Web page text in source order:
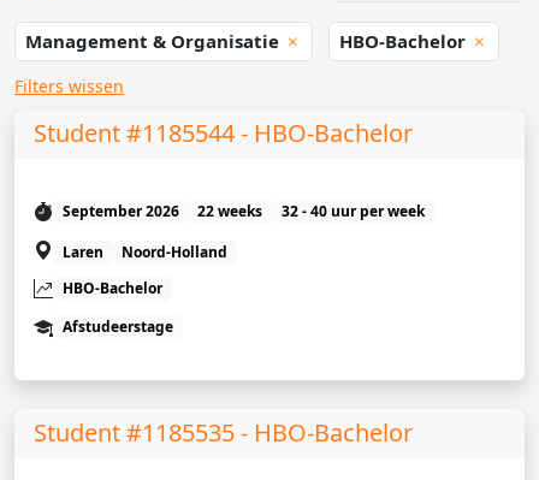
Management & Organisatie HBO-Bachelor
Filters wissen
Student #1185544 - HBO-Bachelor
September 2026 22 weeks
32 - 40 uur per week
Laren
Noord-Holland
HBO-Bachelor
Afstudeerstage
Student #1185535 - HBO-Bachelor